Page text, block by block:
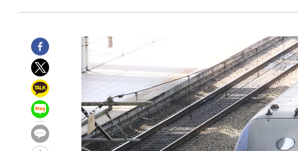
-2736초 전 >여수 오동도 해상서 모터보트 전복…1명 사망·1명 실종
1시간 전 >
축구협회 "압수수색·성접대 논란 사과…쇄신의 기회로 삼겠다"
1시간 전 >
[속보]'압수수색·성접대 논란' 축구협회 "실망과 걱정 안겨드려 죄송"
4시간 전 >
'최고 37도' 폭염 지속…강원동해안 최대 150㎜ 비
6시간 전 >
[속보]뉴욕증시 상승 마감…S&P 0.6% 나스닥 1.3%↑
-27565초 전 >
[속보]與최고위원 제주·인천 순회경선…박선원·최민희·서미화·
한민수·김용 순
-27518초 전 >
[속보]김민석, 與 전대 당원투표 누적 득표율 45.42%로 1위… 정
청래 44.56%
-26800초 전 >
[속보]與 대표 경선 제주·인천 당원투표…金 47.75%·鄭